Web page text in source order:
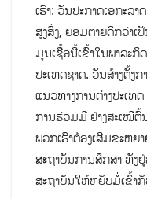
ເຮົາ: ວັນປະກາດເອກະລ
ສູງສົ່ງ, ຍອມຕາຍດີກວ່າເ
ມູນເຊື້ອນີ້ເຂົ້າໃນພາລະກິ
ປະເທດຊາດ. ວັນສ້າງຕັ້
ແນວທາງການຕ່າງປະເທ
ການຮ່ວມມື ຢ່າງສະເໝີຕົ້
ພວກເຮົາຕ້ອງເສີມຂະຫຍ
ສະຖາບັນການສຶກສາ ທັງ
ສະຖາບັນໃຫ້ຫຍັບມໍ່ເຂົ້າ